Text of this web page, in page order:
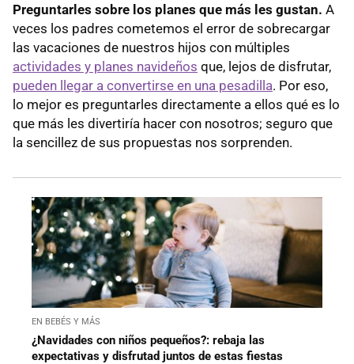
Preguntarles sobre los planes que más les gustan. A
veces los padres cometemos el error de sobrecargar
las vacaciones de nuestros hijos con múltiples
actividades y planes navideños que, lejos de disfrutar,
pueden llegar a convertirse en una pesadilla. Por eso,
lo mejor es preguntarles directamente a ellos qué es lo
que más les divertiría hacer con nosotros; seguro que
la sencillez de sus propuestas nos sorprenden.
EN BEBÉS Y MÁS
¿Navidades con niños pequeños?: rebaja las
expectativas y disfrutad juntos de estas fiestas